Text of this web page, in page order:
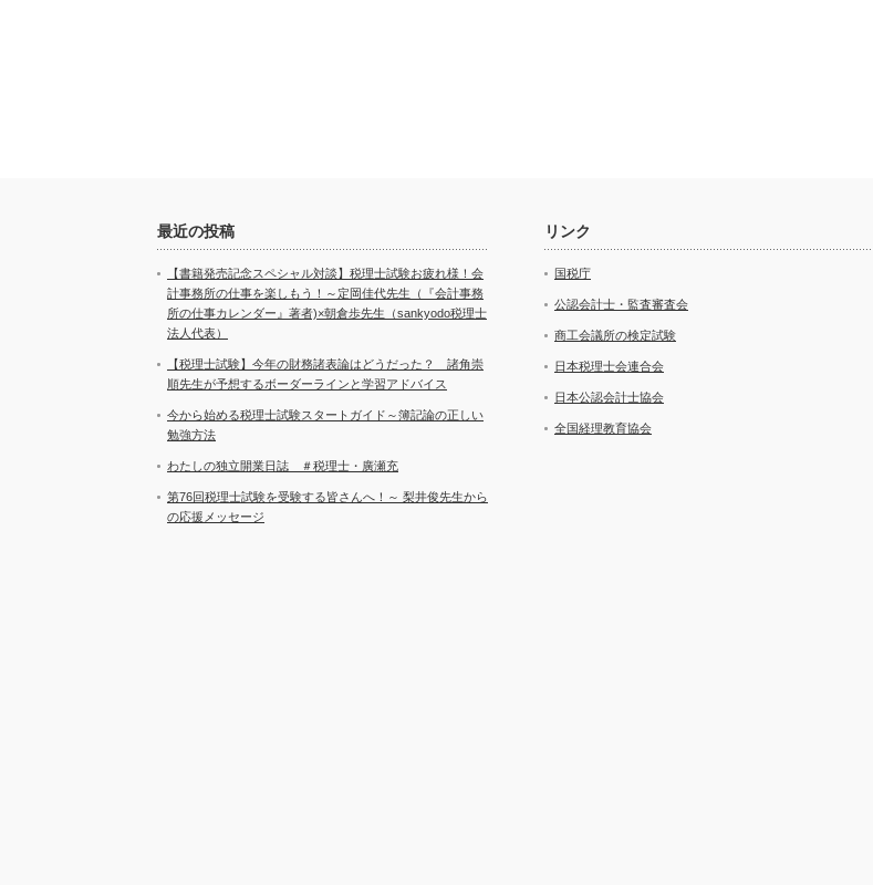
最近の投稿
【書籍発売記念スペシャル対談】税理士試験お疲れ様！会
計事務所の仕事を楽しもう！～定岡佳代先生（『会計事務
所の仕事カレンダー』著者)×朝倉歩先生（sankyodo税理士
法人代表）
【税理士試験】今年の財務諸表論はどうだった？ 諸角崇
順先生が予想するボーダーラインと学習アドバイス
今から始める税理士試験スタートガイド～簿記論の正しい
勉強方法
わたしの独立開業日誌 ＃税理士・廣瀬充
第76回税理士試験を受験する皆さんへ！～ 梨井俊先生から
の応援メッセージ
リンク
国税庁
公認会計士・監査審査会
商工会議所の検定試験
日本税理士会連合会
日本公認会計士協会
全国経理教育協会